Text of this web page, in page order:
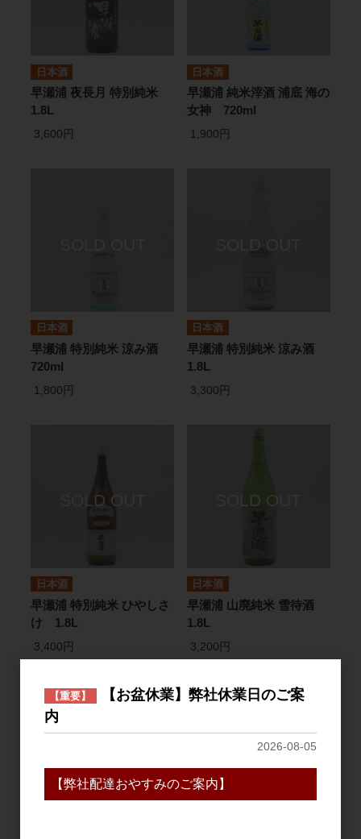
日本酒
早瀬浦 夜長月 特別純米
1.8L
3,600円
日本酒
早瀬浦 純米滓酒 浦底 海の
女神 720ml
1,900円
日本酒
早瀬浦 特別純米 涼み酒
720ml
1,800円
日本酒
早瀬浦 特別純米 涼み酒
1.8L
3,300円
日本酒
早瀬浦 特別純米 ひやしさ
け 1.8L
3,400円
日本酒
早瀬浦 山廃純米 雪待酒
1.8L
3,200円
【重要】
【お盆休業】弊社休業日のご案
内
2026-08-05
【弊社配達おやすみのご案内】